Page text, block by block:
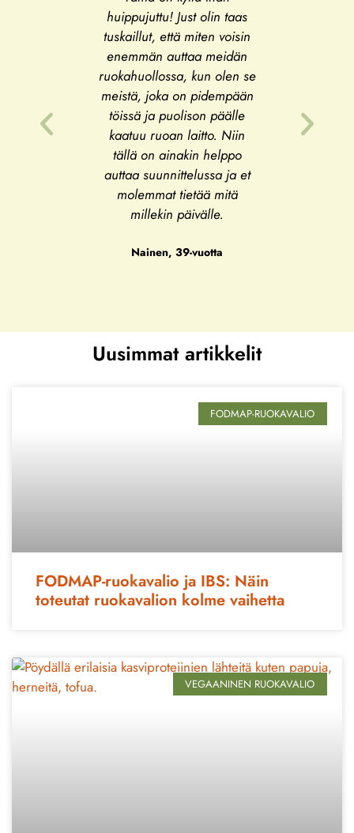
huippujuttu! Just olin taas
tuskaillut, että miten voisin
enemmän auttaa meidän
ruokahuollossa, kun olen se
meistä, joka on pidempään
töissä ja puolison päälle
kaatuu ruoan laitto. Niin
tällä on ainakin helppo
auttaa suunnittelussa ja et
molemmat tietää mitä
millekin päivälle.
Nainen, 39-vuotta
Uusimmat artikkelit
FODMAP-RUOKAVALIO
FODMAP-ruokavalio ja IBS: Näin
toteutat ruokavalion kolme vaihetta
VEGAANINEN RUOKAVALIO